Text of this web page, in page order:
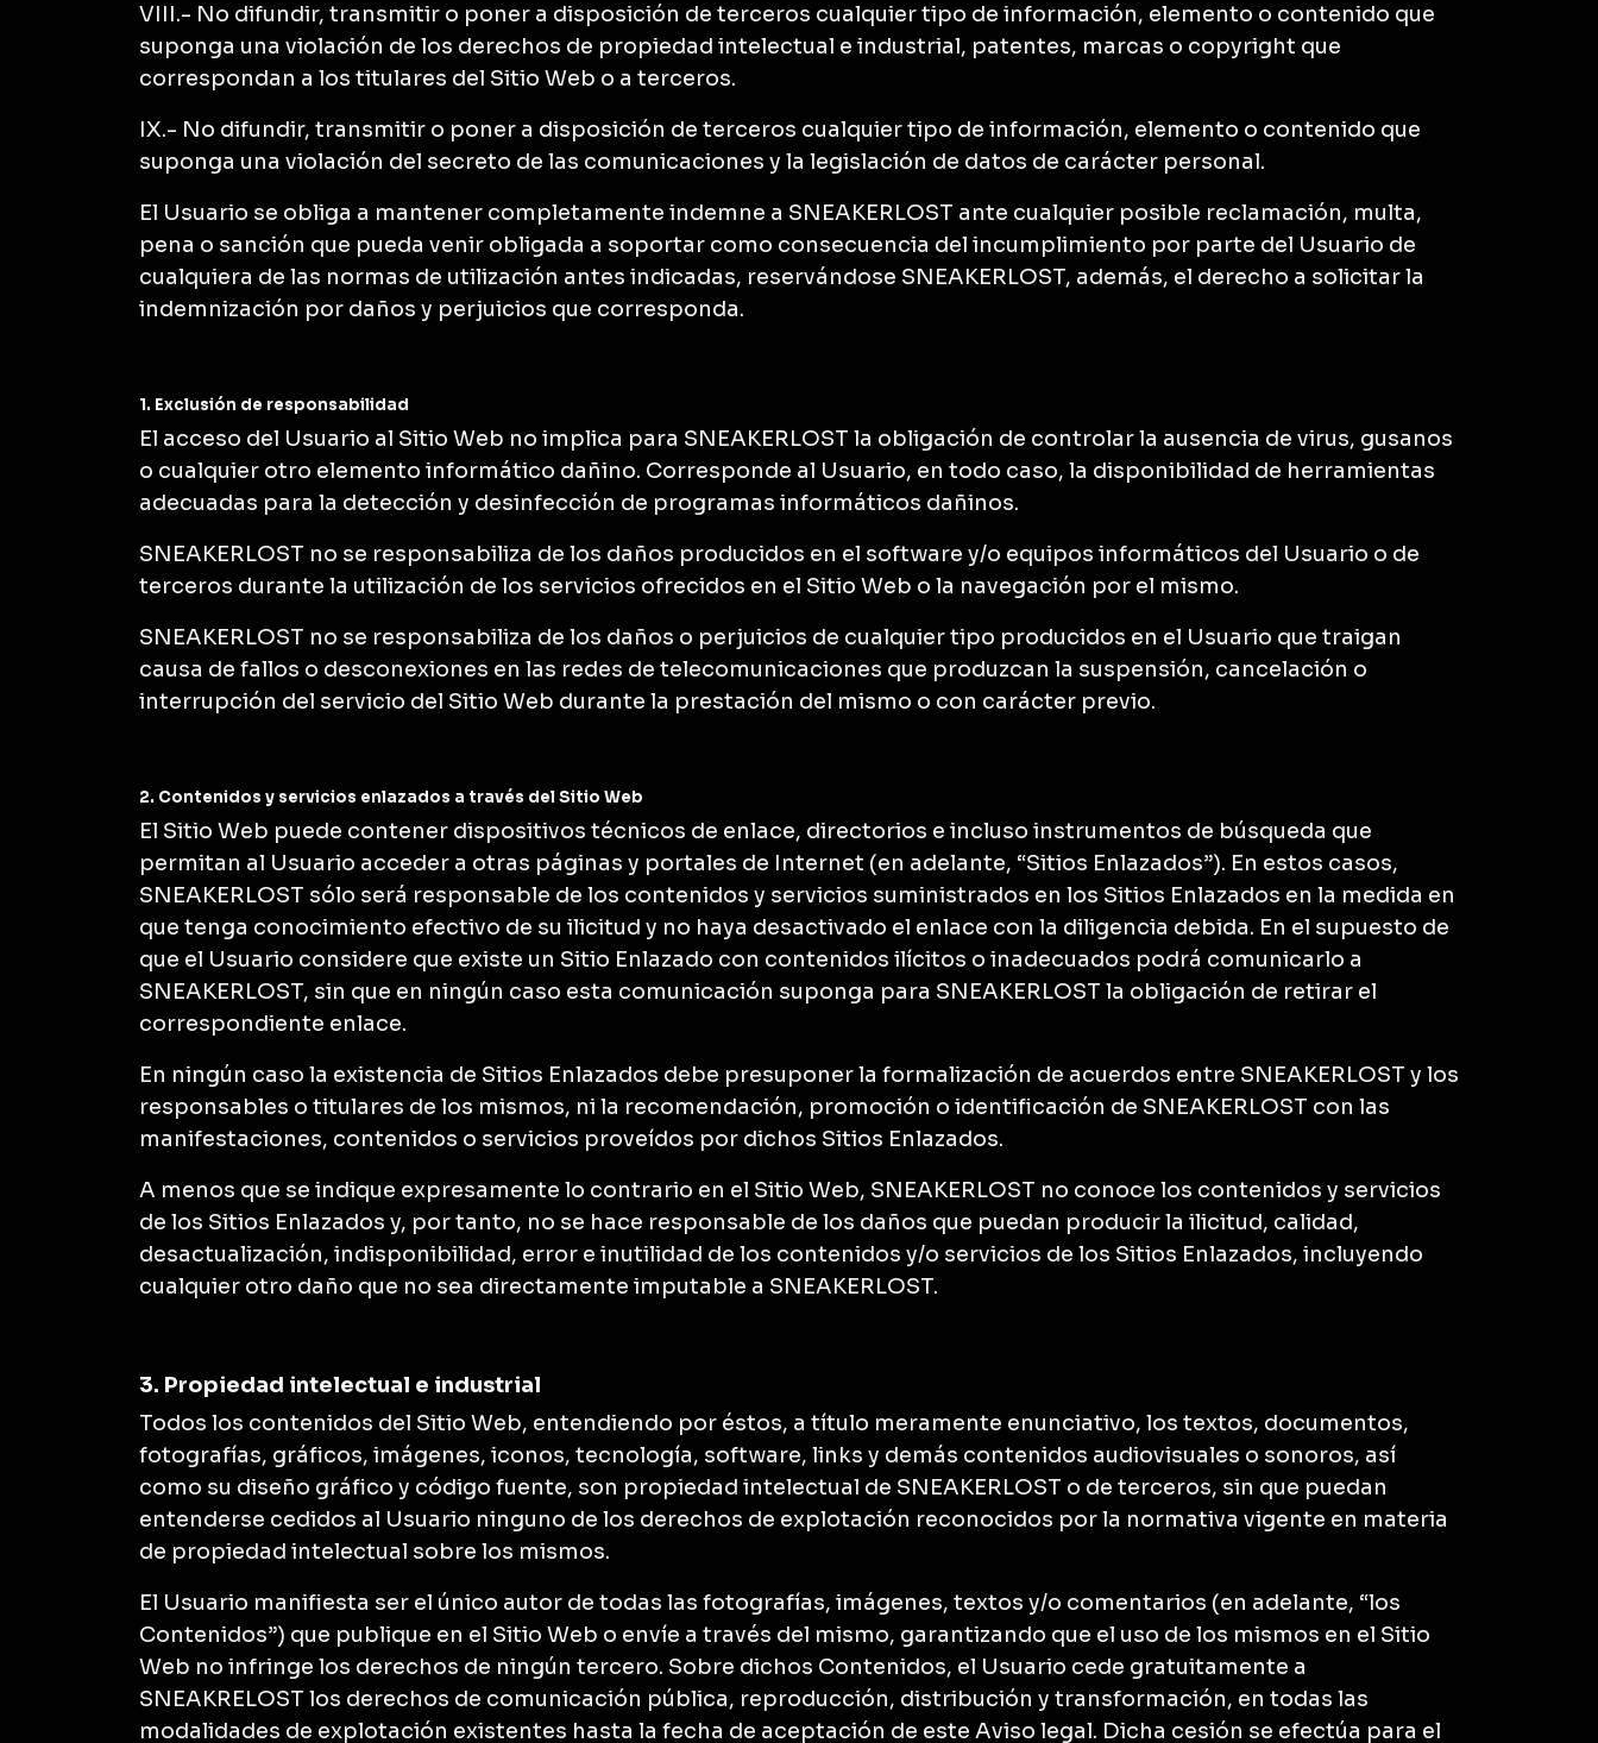
VIII.- No difundir, transmitir o poner a disposición de terceros cualquier tipo de información, elemento o contenido que
suponga una violación de los derechos de propiedad intelectual e industrial, patentes, marcas o copyright que
correspondan a los titulares del Sitio Web o a terceros.
IX.- No difundir, transmitir o poner a disposición de terceros cualquier tipo de información, elemento o contenido que
suponga una violación del secreto de las comunicaciones y la legislación de datos de carácter personal.
El Usuario se obliga a mantener completamente indemne a SNEAKERLOST ante cualquier posible reclamación, multa,
pena o sanción que pueda venir obligada a soportar como consecuencia del incumplimiento por parte del Usuario de
cualquiera de las normas de utilización antes indicadas, reservándose SNEAKERLOST, además, el derecho a solicitar la
indemnización por daños y perjuicios que corresponda.
1. Exclusión de responsabilidad
El acceso del Usuario al Sitio Web no implica para SNEAKERLOST la obligación de controlar la ausencia de virus, gusanos
o cualquier otro elemento informático dañino. Corresponde al Usuario, en todo caso, la disponibilidad de herramientas
adecuadas para la detección y desinfección de programas informáticos dañinos.
SNEAKERLOST no se responsabiliza de los daños producidos en el software y/o equipos informáticos del Usuario o de
terceros durante la utilización de los servicios ofrecidos en el Sitio Web o la navegación por el mismo.
SNEAKERLOST no se responsabiliza de los daños o perjuicios de cualquier tipo producidos en el Usuario que traigan
causa de fallos o desconexiones en las redes de telecomunicaciones que produzcan la suspensión, cancelación o
interrupción del servicio del Sitio Web durante la prestación del mismo o con carácter previo.
2. Contenidos y servicios enlazados a través del Sitio Web
El Sitio Web puede contener dispositivos técnicos de enlace, directorios e incluso instrumentos de búsqueda que
permitan al Usuario acceder a otras páginas y portales de Internet (en adelante, “Sitios Enlazados”). En estos casos,
SNEAKERLOST sólo será responsable de los contenidos y servicios suministrados en los Sitios Enlazados en la medida en
que tenga conocimiento efectivo de su ilicitud y no haya desactivado el enlace con la diligencia debida. En el supuesto de
que el Usuario considere que existe un Sitio Enlazado con contenidos ilícitos o inadecuados podrá comunicarlo a
SNEAKERLOST, sin que en ningún caso esta comunicación suponga para SNEAKERLOST la obligación de retirar el
correspondiente enlace.
En ningún caso la existencia de Sitios Enlazados debe presuponer la formalización de acuerdos entre SNEAKERLOST y los
responsables o titulares de los mismos, ni la recomendación, promoción o identificación de SNEAKERLOST con las
manifestaciones, contenidos o servicios proveídos por dichos Sitios Enlazados.
A menos que se indique expresamente lo contrario en el Sitio Web, SNEAKERLOST no conoce los contenidos y servicios
de los Sitios Enlazados y, por tanto, no se hace responsable de los daños que puedan producir la ilicitud, calidad,
desactualización, indisponibilidad, error e inutilidad de los contenidos y/o servicios de los Sitios Enlazados, incluyendo
cualquier otro daño que no sea directamente imputable a SNEAKERLOST.
3. Propiedad intelectual e industrial
Todos los contenidos del Sitio Web, entendiendo por éstos, a título meramente enunciativo, los textos, documentos,
fotografías, gráficos, imágenes, iconos, tecnología, software, links y demás contenidos audiovisuales o sonoros, así
como su diseño gráfico y código fuente, son propiedad intelectual de SNEAKERLOST o de terceros, sin que puedan
entenderse cedidos al Usuario ninguno de los derechos de explotación reconocidos por la normativa vigente en materia
de propiedad intelectual sobre los mismos.
El Usuario manifiesta ser el único autor de todas las fotografías, imágenes, textos y/o comentarios (en adelante, “los
Contenidos”) que publique en el Sitio Web o envíe a través del mismo, garantizando que el uso de los mismos en el Sitio
Web no infringe los derechos de ningún tercero. Sobre dichos Contenidos, el Usuario cede gratuitamente a
SNEAKRELOST los derechos de comunicación pública, reproducción, distribución y transformación, en todas las
modalidades de explotación existentes hasta la fecha de aceptación de este Aviso legal. Dicha cesión se efectúa para el